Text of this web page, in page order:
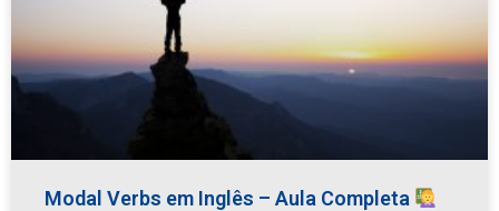
Modal Verbs em Inglês – Aula Completa